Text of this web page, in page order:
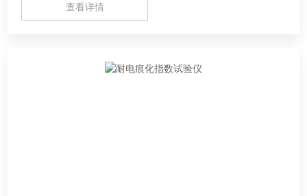
查看详情